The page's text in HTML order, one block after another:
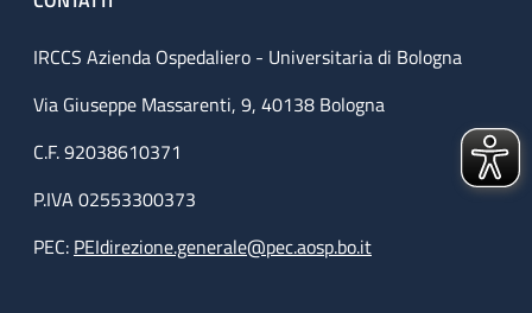
IRCCS Azienda Ospedaliero - Universitaria di Bologna
Via Giuseppe Massarenti, 9, 40138 Bologna
C.F. 92038610371
P.IVA 02553300373
PEC: PEIdirezione.generale@pec.aosp.bo.it